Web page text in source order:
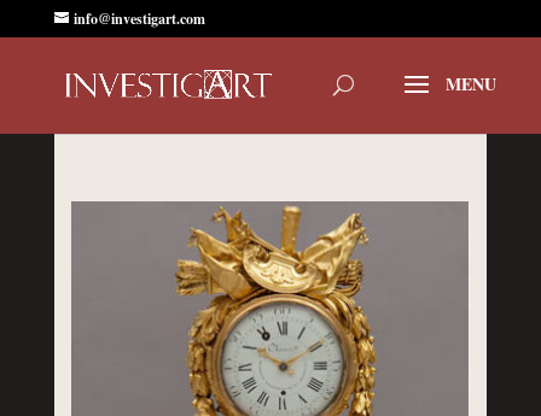
info@investigart.com